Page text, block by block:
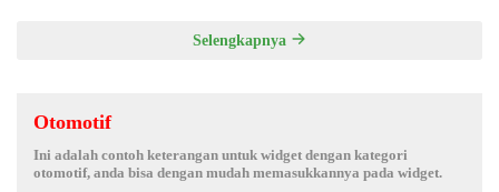
Selengkapnya
Otomotif
Ini adalah contoh keterangan untuk widget dengan kategori
otomotif, anda bisa dengan mudah memasukkannya pada widget.